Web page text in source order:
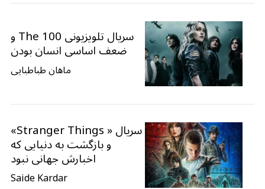
سریال تلویزیونی The 100 و
ضعف اساسی انسان بودن
ماهان طباطبایی
سریال « Stranger Things»
و بازگشت به دنیایی که
اخبارش جهانی نبود
Saide Kardar